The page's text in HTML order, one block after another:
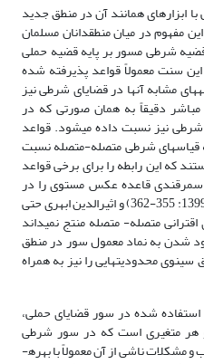
همانند آن در منطق جدید
مفهوم در میان منطق­دانان مسلمان
شرطی مسور بر پایه قضیه حملی
سنت معمولاً قواعد پذیرفته شده
مشابه آنها در قضایای شرطی نیز
دقیقاً به همان صورتی که در
نیز نسبت داده می­شود. قواعد
قیاس­های شرطی متصله-متصله نسبت
که این رابطه را برای برخی قواعد
سمرقندی قاعده عکس مستوی را در
شرطیات درست نمی­داند (سمرقندی، 1399: 355-362) و اثیرالدین ابهری حتی
متصله- متصله منتج نمی­داند
همه، محدود شدن به نماد معمول سور در منطق
محدودیت­هایی را نیز به همراه
شده در سور قضایای حملی،
هر متغیری است که در سور شرطی
استفاده می­شود. دقت کامل به این مطلب و مشکلات ناشی از آن معمولاً با بهره­